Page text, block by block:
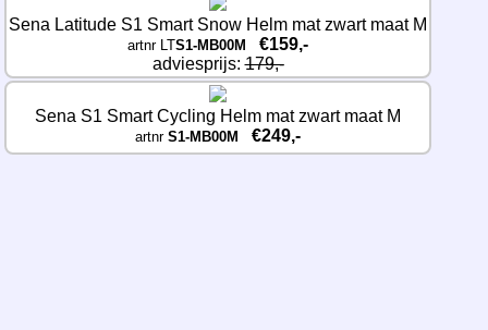
Sena Latitude S1 Smart Snow Helm mat zwart maat M
artnr LTS1-MB00M
€159,-
adviesprijs: 179,-
Sena S1 Smart Cycling Helm mat zwart maat M
artnr S1-MB00M €249,-